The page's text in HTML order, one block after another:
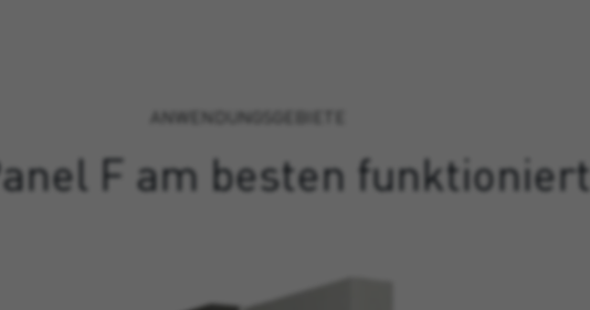
ANWENDUNGSGEBIETE
F am besten funktioniert